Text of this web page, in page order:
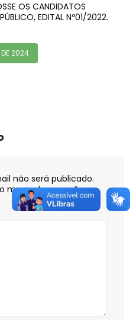
OS CANDIDATOS
EDITAL Nº01/2022.
DE 2024
não será publicado.
marcados com*